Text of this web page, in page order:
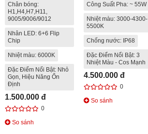
Chân bóng:
H1,H4,H7,H11,
9005/9006/9012
Nhân LED: 6+6 Flip
Chip
Nhiệt màu: 6000K
Đặc Điểm Nổi Bật: Nhỏ
Gọn, Hiệu Năng Ổn
Định
1.500.000 đ
0
So sánh
Công Suất Pha: ~ 55W
Nhiệt màu: 3000-4300-
5500K
Chống nước: IP68
Đặc Điểm Nổi Bật: 3
Nhiệt Màu - Cos Mạnh
4.500.000 đ
0
So sánh